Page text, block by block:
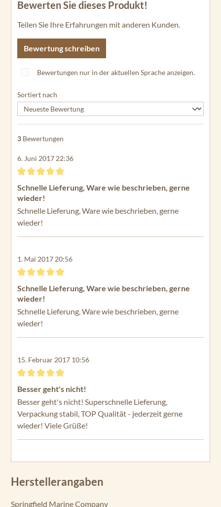
Bewerten Sie dieses Produkt!
Teilen Sie Ihre Erfahrungen mit anderen Kunden.
Bewertung schreiben
Bewertungen nur in der aktuellen Sprache anzeigen.
Sortiert nach
3 Bewertungen
6. Juni 2017 22:36
Bewertung mit 5 von 5 Sternen
Schnelle Lieferung, Ware wie beschrieben, gerne
wieder!
Schnelle Lieferung, Ware wie beschrieben, gerne
wieder!
1. Mai 2017 20:56
Bewertung mit 5 von 5 Sternen
Schnelle Lieferung, Ware wie beschrieben, gerne
wieder!
Schnelle Lieferung, Ware wie beschrieben, gerne
wieder!
15. Februar 2017 10:56
Bewertung mit 5 von 5 Sternen
Besser geht's nicht!
Besser geht's nicht! Superschnelle Lieferung,
Verpackung stabil, TOP Qualität - jederzeit gerne
wieder! Viele Grüße!
Herstellerangaben
Springfield Marine Company